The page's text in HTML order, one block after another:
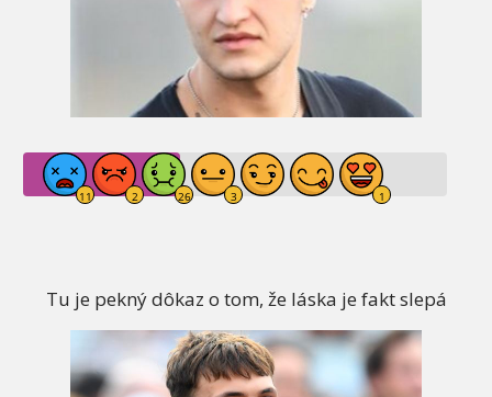
Tu je pekný dôkaz o tom, že láska je fakt slepá